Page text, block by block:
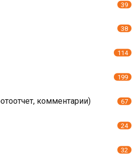
39
38
114
199
комментарии) 67
24
32